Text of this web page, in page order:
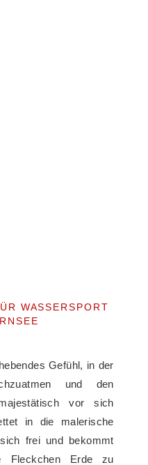
WASSERSPORT
Gefühl, in der
und den
vor sich
in die malerische
frei und bekommt
Fleckchen Erde zu